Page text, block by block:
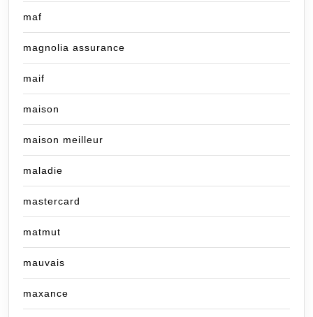
maf
magnolia assurance
maif
maison
maison meilleur
maladie
mastercard
matmut
mauvais
maxance